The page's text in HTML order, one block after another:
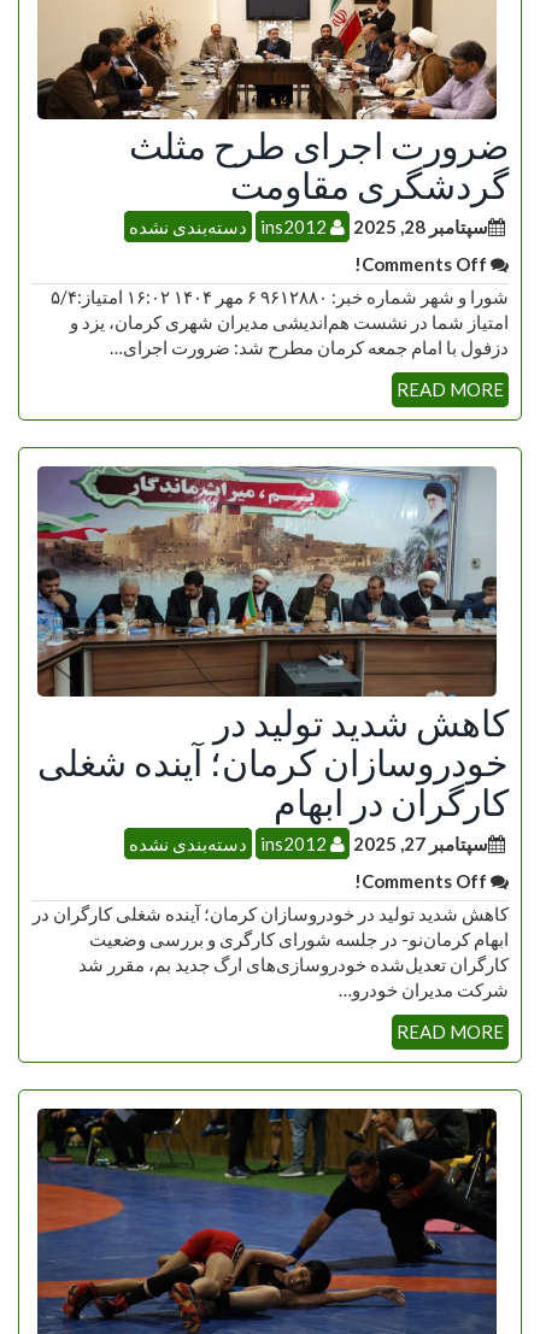
ضرورت اجرای طرح مثلث
گردشگری مقاومت
سپتامبر 28, 2025
دسته‌بندی نشده
شورا و شهر شماره خبر: ۹۶۱۲۸۸۰ ۶ مهر ۱۴۰۴ ۱۶:۰۲ امتیاز:۵/۴
امتیاز شما در نشست هم‌اندیشی مدیران شهری کرمان، یزد و
دزفول با امام جمعه کرمان مطرح شد: ضرورت اجرای…
READ MORE
کاهش شدید تولید در
خودروسازان کرمان؛ آینده شغلی
کارگران در ابهام
سپتامبر 27, 2025
دسته‌بندی نشده
کاهش شدید تولید در خودروسازان کرمان؛ آینده شغلی کارگران در
ابهام کرمان‌نو- در جلسه شورای کارگری و بررسی وضعیت
کارگران تعدیل‌شده خودروسازی‌های ارگ جدید بم، مقرر شد
شرکت مدیران خودرو…
READ MORE